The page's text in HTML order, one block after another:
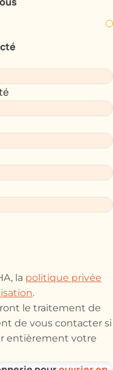
la politique privée
.
le traitement de
de vous contacter si
entièrement votre